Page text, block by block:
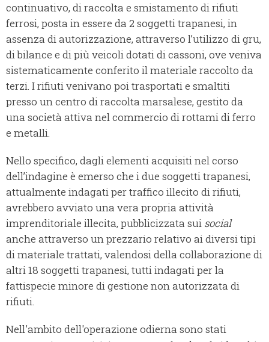
continuativo, di raccolta e smistamento di rifiuti
ferrosi, posta in essere da 2 soggetti trapanesi, in
assenza di autorizzazione, attraverso l’utilizzo di gru,
di bilance e di più veicoli dotati di cassoni, ove veniva
sistematicamente conferito il materiale raccolto da
terzi. I rifiuti venivano poi trasportati e smaltiti
presso un centro di raccolta marsalese, gestito da
una società attiva nel commercio di rottami di ferro
e metalli.
Nello specifico, dagli elementi acquisiti nel corso
dell’indagine è emerso che i due soggetti trapanesi,
attualmente indagati per traffico illecito di rifiuti,
avrebbero avviato una vera propria attività
imprenditoriale illecita, pubblicizzata sui social
anche attraverso un prezzario relativo ai diversi tipi
di materiale trattati, valendosi della collaborazione di
altri 18 soggetti trapanesi, tutti indagati per la
fattispecie minore di gestione non autorizzata di
rifiuti.
Nell'ambito dell'operazione odierna sono stati